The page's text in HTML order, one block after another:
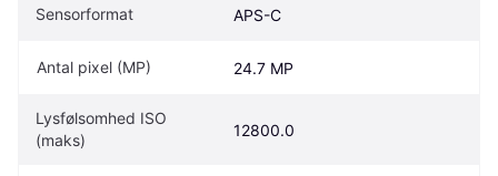
Sensorformat APS-C
Antal pixel (MP) 24.7 MP
Lysfølsomhed ISO
(maks)
12800.0